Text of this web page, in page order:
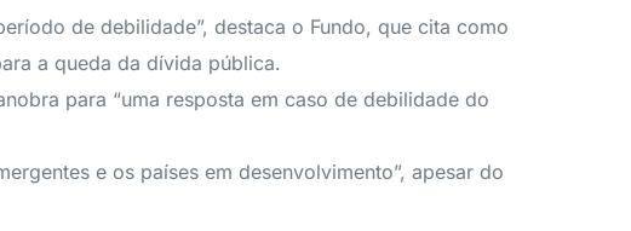
de debilidade”, destaca o Fundo, que cita como
a queda da dívida pública.
para “uma resposta em caso de debilidade do
e os países em desenvolvimento”, apesar do